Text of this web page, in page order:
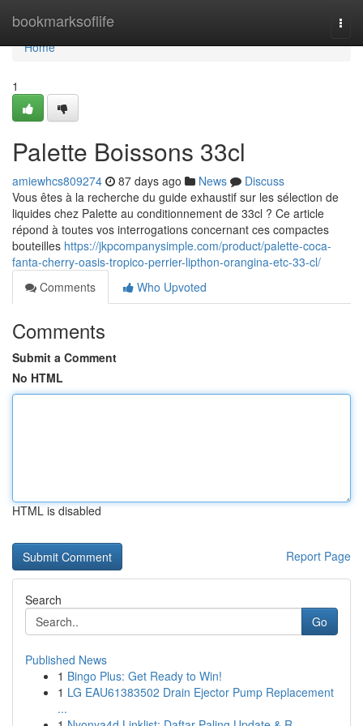
bookmarksoflife
Home
Home
1
Palette Boissons 33cl
amiewhcs809274 87 days ago News
Discuss
Vous êtes à la recherche du guide exhaustif sur les sélection de
liquides chez Palette au conditionnement de 33cl ? Ce article
répond à toutes vos interrogations concernant ces compactes
bouteilles https://jkpcompanysimple.com/product/palette-coca-
fanta-cherry-oasis-tropico-perrier-lipthon-orangina-etc-33-cl/
Comments
Who Upvoted
Comments
Submit a Comment
No HTML
HTML is disabled
Report Page
Search
Go
Published News
1 Bingo Plus: Get Ready to Win!
1 LG EAU61383502 Drain Ejector Pump Replacement
...